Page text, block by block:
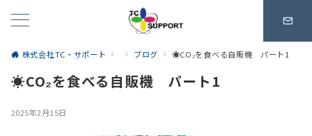
株式会社TC・サポート ブログ ☀CO₂を食べる自販機 パート1
☀CO₂を食べる自販機 パート1
2025年2月15日